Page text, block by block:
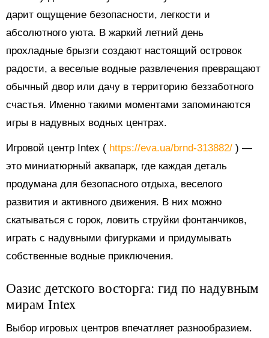
дарит ощущение безопасности, легкости и
абсолютного уюта. В жаркий летний день
прохладные брызги создают настоящий островок
радости, а веселые водные развлечения превращают
обычный двор или дачу в территорию беззаботного
счастья. Именно такими моментами запоминаются
игры в надувных водных центрах.
Игровой центр Intex ( https://eva.ua/brnd-313882/ ) —
это миниатюрный аквапарк, где каждая деталь
продумана для безопасного отдыха, веселого
развития и активного движения. В них можно
скатываться с горок, ловить струйки фонтанчиков,
играть с надувными фигурками и придумывать
собственные водные приключения.
Оазис детского восторга: гид по надувным
мирам Intex
Выбор игровых центров впечатляет разнообразием.